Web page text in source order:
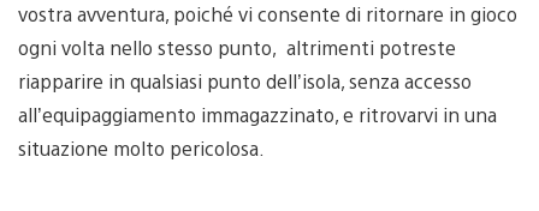
vostra avventura, poiché vi consente di ritornare in gioco
ogni volta nello stesso punto, altrimenti potreste
riapparire in qualsiasi punto dell’isola, senza accesso
all’equipaggiamento immagazzinato, e ritrovarvi in una
situazione molto pericolosa.